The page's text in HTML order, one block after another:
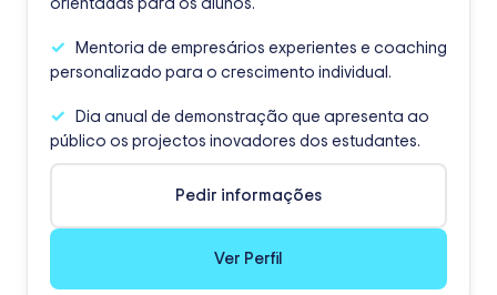
orientadas para os alunos.
Mentoria de empresários experientes e coaching
personalizado para o crescimento individual.
Dia anual de demonstração que apresenta ao
público os projectos inovadores dos estudantes.
Pedir informações
Ver Perfil